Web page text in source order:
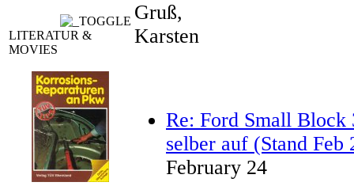
LITERATUR &
MOVIES
Gruß,
Karsten
Re: Ford Small Block
selber auf (Stand Feb
February 24